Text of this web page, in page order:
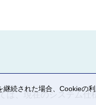
、現在のシステム
続された場合、Cookieの